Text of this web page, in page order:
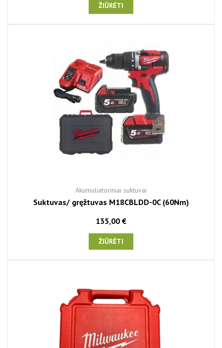
ŽIŪRĖTI
Akumuliatoriniai suktuvai
Suktuvas/ gręžtuvas M18CBLDD-0C (60Nm)
135,00 €
ŽIŪRĖTI